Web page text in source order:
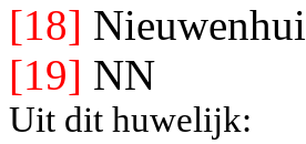
[18]
[19] NN
Uit dit huwelijk: